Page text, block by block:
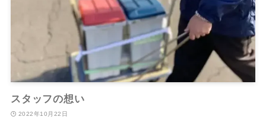
スタッフの想い
2022年10月22日